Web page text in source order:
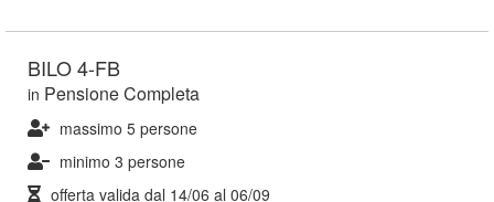
BILO 4-FB
in Pensione Completa
massimo 5 persone
minimo 3 persone
offerta valida dal 14/06 al 06/09